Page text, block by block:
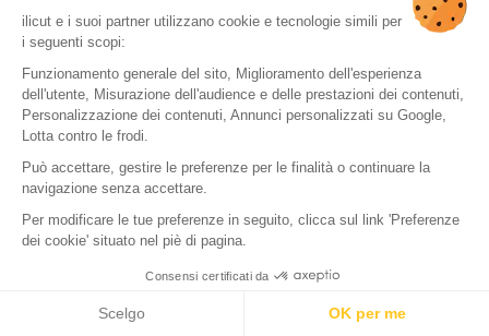
ilicut e i suoi partner utilizzano cookie e tecnologie simili per
i seguenti scopi:
Funzionamento generale del sito, Miglioramento dell'esperienza
dell'utente, Misurazione dell'audience e delle prestazioni dei contenuti,
Personalizzazione dei contenuti, Annunci personalizzati su Google,
Lotta contro le frodi.
Può accettare, gestire le preferenze per le finalità o continuare la
navigazione senza accettare.
Per modificare le tue preferenze in seguito, clicca sul link 'Preferenze
dei cookie' situato nel piè di pagina.
Consensi certificati da
Scelgo OK per me
Ufficio progettazione per i progetti più complessi
Ordinazione di campioni
NEWSLETTER
METODO DI PAGAMENTO